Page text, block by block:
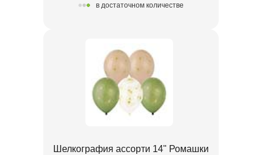
в достаточном количестве
Шелкография ассорти 14" Ромашки